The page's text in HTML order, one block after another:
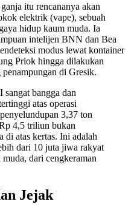
itu rencananya akan
elektrik (vape), sebuah
hidup kaum muda. Ia
intelijen BNN dan Bea
modus lewat kontainer
Priok hingga dilakukan
di Gresik.
bangga dan
atas operasi
3,37 ton
4,5 triliun bukan
di atas kertas. Ini adalah
dari 10 juta jiwa rakyat
dari cengkeraman
Jejak